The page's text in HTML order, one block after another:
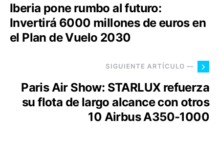
Iberia pone rumbo al futuro:
Invertirá 6000 millones de euros en
el Plan de Vuelo 2030
SIGUIENTE ARTÍCULO —
Paris Air Show: STARLUX refuerza
su flota de largo alcance con otros
10 Airbus A350-1000